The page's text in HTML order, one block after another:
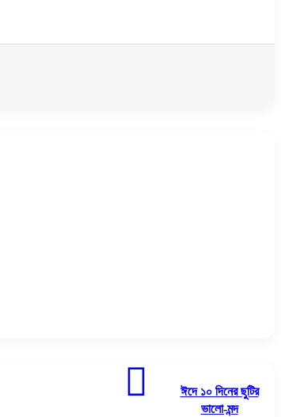
১০
দিনের
ঈদে ১০ দিনের ছুটির
ভালো-মন্দ